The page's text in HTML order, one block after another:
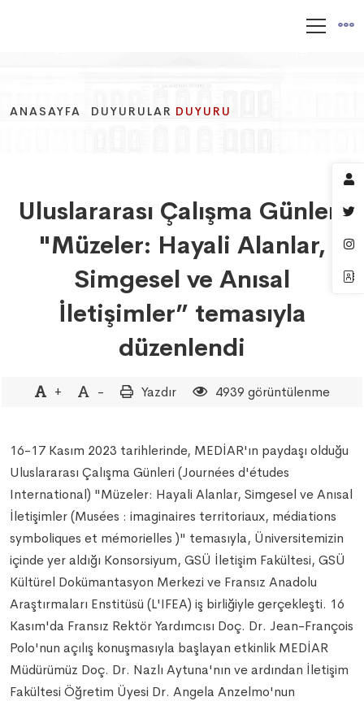
ANASAYFA DUYURULAR DUYURU
ANASAYFA DUYURULAR DUYURU
ANASAYFA DUYURULAR DUYURU
Uluslararası Çalışma Günleri
"Müzeler: Hayali Alanlar,
Simgesel ve Anısal
İletişimler” temasıyla
düzenlendi
+ - Yazdır 4939 görüntülenme
16-17 Kasım 2023 tarihlerinde, MEDİAR'ın paydaşı olduğu
Uluslararası Çalışma Günleri (Journées d'études
International) "Müzeler: Hayali Alanlar, Simgesel ve Anısal
İletişimler (Musées : imaginaires territoriaux, médiations
symboliques et mémorielles )" temasıyla, Üniversitemizin
içinde yer aldığı Konsorsiyum, GSÜ İletişim Fakültesi, GSÜ
Kültürel Dokümantasyon Merkezi ve Fransız Anadolu
Araştırmaları Enstitüsü (L'IFEA) iş birliğiyle gerçekleşti. 16
Kasım'da Fransız Rektör Yardımcısı Doç. Dr. Jean-François
Polo'nun açılış konuşmasıyla başlayan etkinlik MEDİAR
Müdürümüz Doç. Dr. Nazlı Aytuna'nın ve ardından İletişim
Fakültesi Öğretim Üyesi Dr. Angela Anzelmo'nun